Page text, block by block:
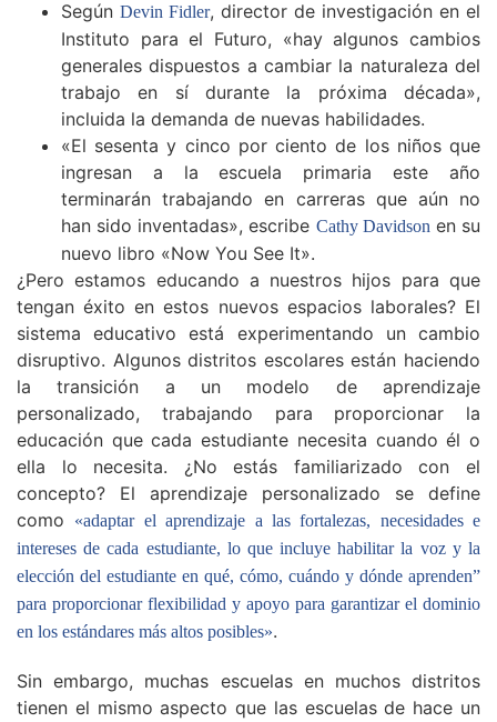
Según Devin Fidler, director de investigación en el
Instituto para el Futuro, «hay algunos cambios
generales dispuestos a cambiar la naturaleza del
trabajo en sí durante la próxima década»,
incluida la demanda de nuevas habilidades.
«El sesenta y cinco por ciento de los niños que
ingresan a la escuela primaria este año
terminarán trabajando en carreras que aún no
han sido inventadas», escribe Cathy Davidsonen su
nuevo libro «Now You See It».
¿Pero estamos educando a nuestros hijos para que
tengan éxito en estos nuevos espacios laborales? El
sistema educativo está experimentando un cambio
disruptivo. Algunos distritos escolares están haciendo
la transición a un modelo de aprendizaje
personalizado, trabajando para proporcionar la
educación que cada estudiante necesita cuando él o
ella lo necesita. ¿No estás familiarizado con el
concepto? El aprendizaje personalizado se define
como
«adaptar el aprendizaje a las fortalezas, necesidades e
intereses de cada estudiante, lo que incluye habilitar la voz y la
elección del estudiante en qué, cómo, cuándo y dónde aprenden”
para proporcionar flexibilidad y apoyo para garantizar el dominio
en los estándares más altos posibles».
Sin embargo, muchas escuelas en muchos distritos
tienen el mismo aspecto que las escuelas de hace un